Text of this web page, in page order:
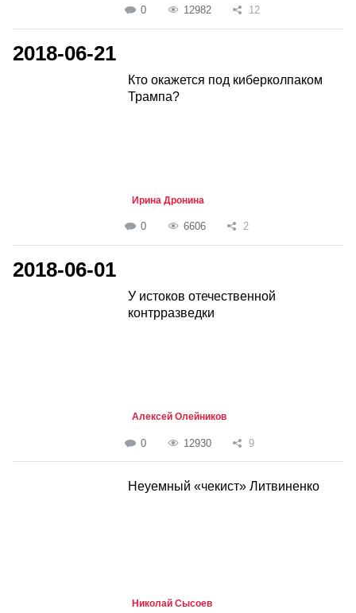
0 12982 12
2018-06-21
Кто окажется под киберколпаком
Трампа?
Ирина Дронина
0 6606 2
2018-06-01
У истоков отечественной
контрразведки
Алексей Олейников
0 12930 9
Неуемный «чекист» Литвиненко
Николай Сысоев